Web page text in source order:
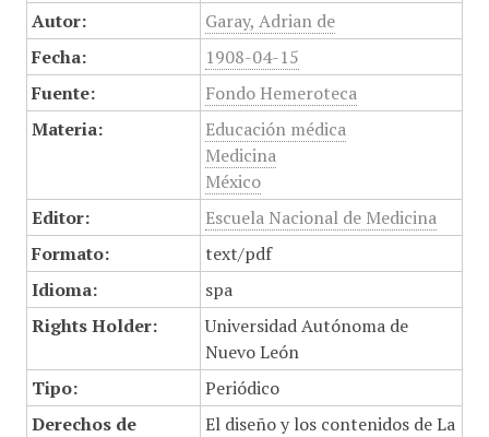
Autor:
Garay, Adrian de
Fecha:
1908-04-15
Fuente:
Fondo Hemeroteca
Materia:
Educación médica
Medicina
México
Editor:
Escuela Nacional de Medicina
Formato:
text/pdf
Idioma:
spa
Rights Holder:
Universidad Autónoma de
Nuevo León
Tipo:
Periódico
Derechos de
El diseño y los contenidos de La